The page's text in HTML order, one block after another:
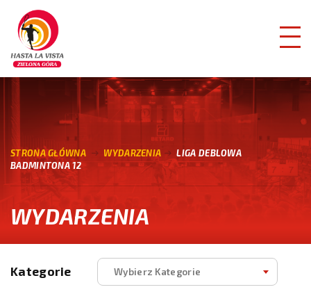
STRONA GŁÓWNA WYDARZENIA
LIGA DEBLOWA
BADMINTONA 12
WYDARZENIA
Kategorie Wybierz Kategorie